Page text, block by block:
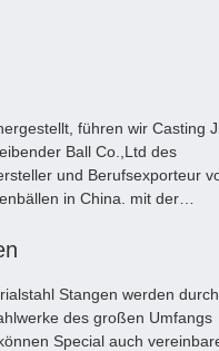
führen wir Casting
Ball Co.,Ltd des
und Berufsexporteur
in China. mit der
Stangen werden durch
des großen Umfangs
Special auch